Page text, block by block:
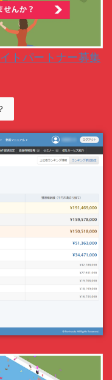
トパートナー募集